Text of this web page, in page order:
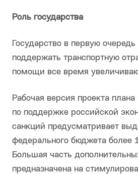
Роль государства
Государство в первую очередь
поддержать транспортную
помощи все время
Рабочая версия проекта
по поддержке российской
санкций предусматривает
федерального бюджета более
Большая часть
предназначена на